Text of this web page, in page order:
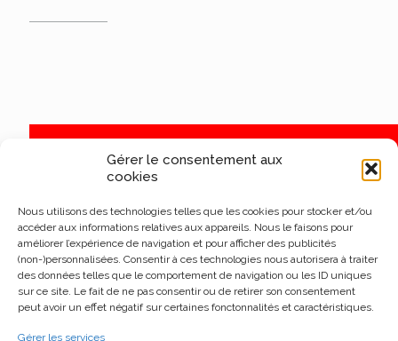
Gérer le consentement aux
cookies
Nous utilisons des technologies telles que les cookies pour stocker et/ou
accéder aux informations relatives aux appareils. Nous le faisons pour
améliorer l’expérience de navigation et pour afficher des publicités
(non-)personnalisées. Consentir à ces technologies nous autorisera à traiter
des données telles que le comportement de navigation ou les ID uniques
sur ce site. Le fait de ne pas consentir ou de retirer son consentement
peut avoir un effet négatif sur certaines fonctonnalités et caractéristiques.
Gérer les services